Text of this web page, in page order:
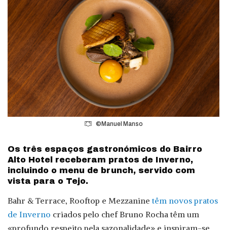
©Manuel Manso
Os três espaços gastronómicos do Bairro
Alto Hotel receberam pratos de Inverno,
incluindo o menu de brunch, servido com
vista para o Tejo.
Bahr & Terrace, Rooftop e Mezzaninetêm novos pratos
de Inverno criados pelo chef Bruno Rocha têm um
«profundo respeito pela sazonalidade» e inspiram-se